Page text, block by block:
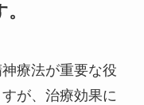
療法が重要な役
が、治療効果に